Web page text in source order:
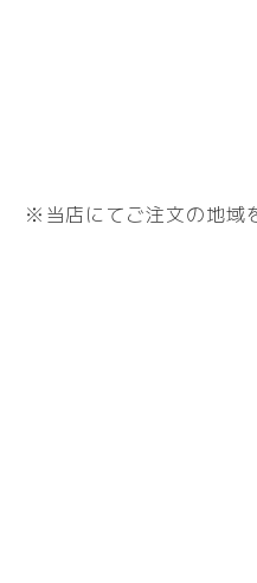
※当店にてご注文の地域